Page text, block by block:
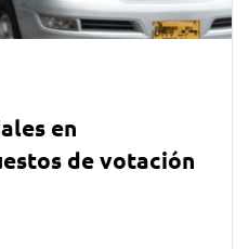
en
de votación